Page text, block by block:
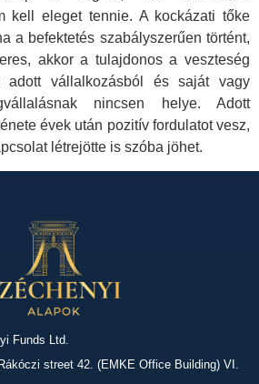
kell eleget tennie. A kockázati tőke
a befektetés szabályszerűen történt,
akkor a tulajdonos a veszteség
adott vállalkozásból és saját vagy
nincsen helye. Adott
évek után pozitív fordulatot vesz,
létrejötte is szóba jöhet.
Funds Ltd.
street 42. (EMKE Office Building) VI.